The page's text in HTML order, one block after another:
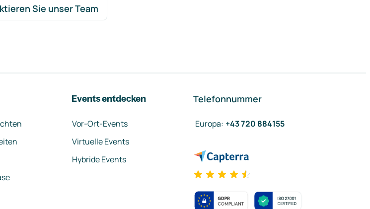
Sie unser Team
Events entdecken
Vor-Ort-Events
Virtuelle Events
Hybride Events
Telefonnummer
Europa: +43 720 884155